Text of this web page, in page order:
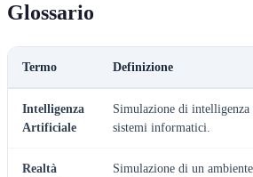
Glossario
Termo Definizione
Intelligenza
Artificiale
Simulazione di intelligenza
sistemi informatici.
Realtà
Simulazione di un